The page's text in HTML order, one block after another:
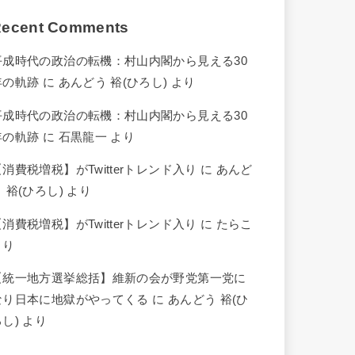
Comments
成時代の政治の転機：村山内閣から見える30
の軌跡 に あんどう 裕(ひろし) より
成時代の政治の転機：村山内閣から見える30
の軌跡 に 石黒龍一 より
消費税増税】がTwitterトレンド入り に あんど
裕(ひろし) より
消費税増税】がTwitterトレンド入り に たらこ
統一地方選挙総括】維新の会が野党第一党に
り日本に地獄がやってくる に あんどう 裕(ひ
し) より